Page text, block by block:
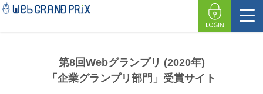
第8回Webグランプリ (2020年)
「企業グランプリ部門」受賞サイト